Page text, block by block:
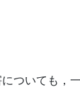
ついても，